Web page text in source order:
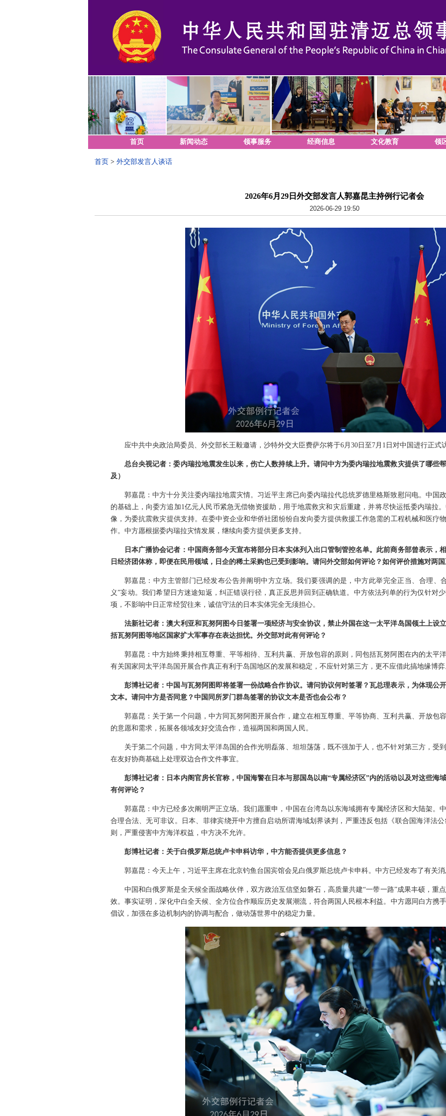
首页 新闻动态 领事服务 经商信息 文化教育 领
首页 > 外交部发言人谈话
2026年6月29日外交部发言人郭嘉昆主持例行记者会
2026-06-29 19:50
应中共中央政治局委员、外交部长王毅邀请，沙特外交大臣费萨尔将于6月30日至7月1日对中国进行正式
总台央视记者：委内瑞拉地震发生以来，伤亡人数持续上升。请问中方为委内瑞拉地震救灾提供了哪些
及）
郭嘉昆：中方十分关注委内瑞拉地震灾情。习近平主席已向委内瑞拉代总统罗德里格斯致慰问电。中国
的基础上，向委方追加1亿元人民币紧急无偿物资援助，用于地震救灾和灾后重建，并将尽快运抵委内瑞拉
像，为委抗震救灾提供支持。在委中资企业和华侨社团纷纷自发向委方提供救援工作急需的工程机械和医疗
作。中方愿根据委内瑞拉灾情发展，继续向委方提供更多支持。
日本广播协会记者：中国商务部今天宣布将部分日本实体列入出口管制管控名单。此前商务部曾表示，
日经济团体称，即便在民用领域，日企的稀土采购也已受到影响。请问外交部如何评论？如何评价措施对两
郭嘉昆：中方主管部门已经发布公告并阐明中方立场。我们要强调的是，中方此举完全正当、合理、
义”妄动。我们希望日方迷途知返，纠正错误行径，真正反思并回到正确轨道。中方依法列单的行为仅针对
项，不影响中日正常经贸往来，诚信守法的日本实体完全无须担心。
法新社记者：澳大利亚和瓦努阿图今日签署一项经济与安全协议，禁止外国在这一太平洋岛国领土上设
括瓦努阿图等地区国家扩大军事存在表达担忧。外交部对此有何评论？
郭嘉昆：中方始终秉持相互尊重、平等相待、互利共赢、开放包容的原则，同包括瓦努阿图在内的太平
有关国家同太平洋岛国开展合作真正有利于岛国地区的发展和稳定，不应针对第三方，更不应借此搞地缘博
彭博社记者：中国与瓦努阿图即将签署一份战略合作协议。请问协议何时签署？瓦总理表示，为体现公
文本。请问中方是否同意？中国同所罗门群岛签署的协议文本是否也会公布？
郭嘉昆：关于第一个问题，中方同瓦努阿图开展合作，建立在相互尊重、平等协商、互利共赢、开放包
的意愿和需求，拓展各领域友好交流合作，造福两国和两国人民。
关于第二个问题，中方同太平洋岛国的合作光明磊落、坦坦荡荡，既不强加于人，也不针对第三方，受
在友好协商基础上处理双边合作文件事宜。
彭博社记者：日本内阁官房长官称，中国海警在日本与那国岛以南“专属经济区”内的活动以及对这些海
有何评论？
郭嘉昆：中方已经多次阐明严正立场。我们愿重申，中国在台湾岛以东海域拥有专属经济区和大陆架。
合理合法、无可非议。日本、菲律宾绕开中方擅自启动所谓海域划界谈判，严重违反包括《联合国海洋法
则，严重侵害中方海洋权益，中方决不允许。
彭博社记者：关于白俄罗斯总统卢卡申科访华，中方能否提供更多信息？
郭嘉昆：今天上午，习近平主席在北京钓鱼台国宾馆会见白俄罗斯总统卢卡申科。中方已经发布了有关
中国和白俄罗斯是全天候全面战略伙伴，双方政治互信坚如磐石，高质量共建“一带一路”成果丰硕，重
效。事实证明，深化中白全天候、全方位合作顺应历史发展潮流，符合两国人民根本利益。中方愿同白方携
倡议，加强在多边机制内的协调与配合，做动荡世界中的稳定力量。